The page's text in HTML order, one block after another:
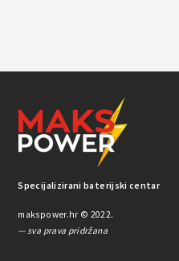
Specijalizirani baterijski centar
makspower.hr © 2022.
— sva prava pridržana